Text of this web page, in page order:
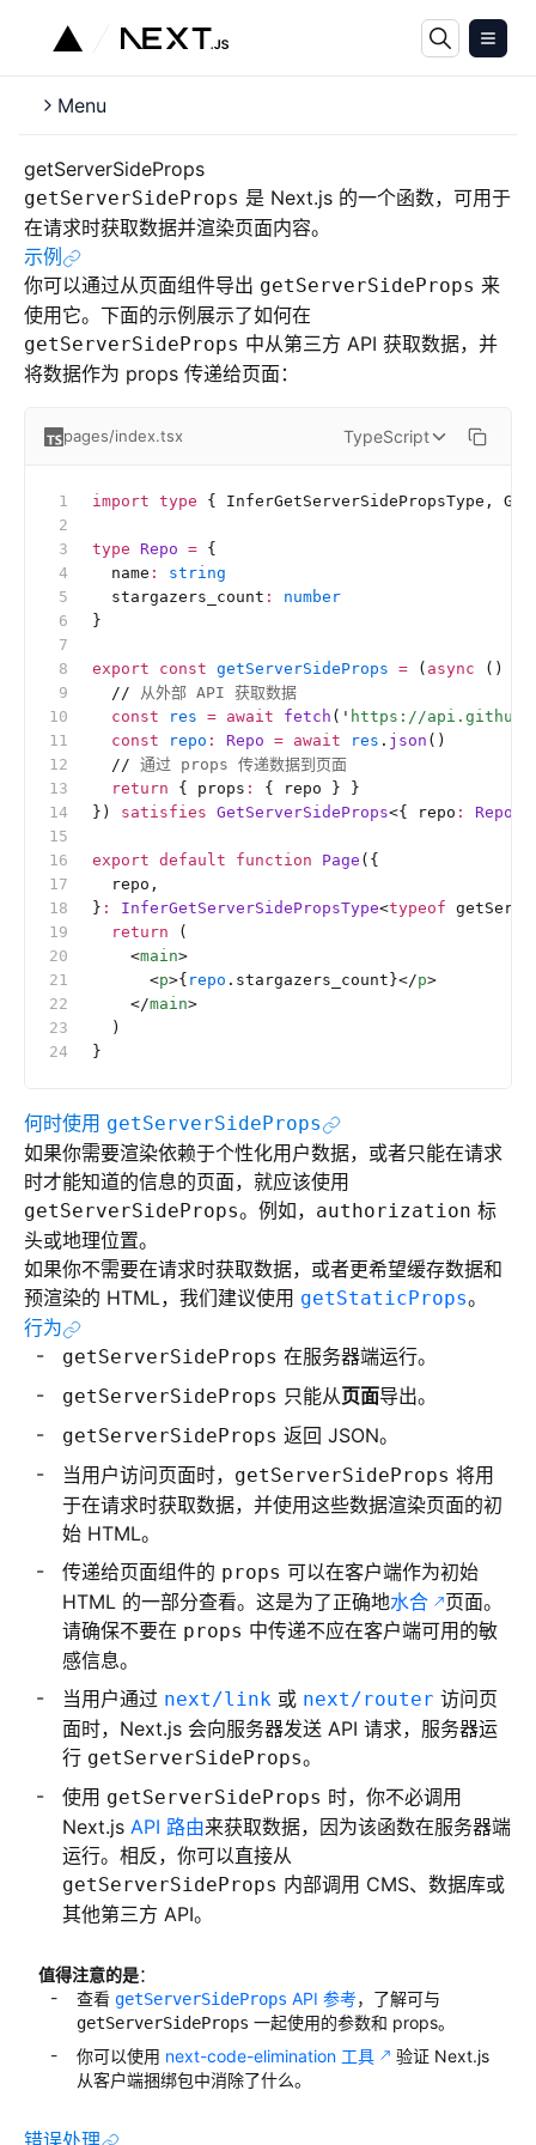
Menu
getServerSideProps
getServerSideProps 是 Next.js 的一个函数，可用于
在请求时获取数据并渲染页面内容。
示例
你可以通过从页面组件导出 getServerSideProps 来
使用它。下面的示例展示了如何在
getServerSideProps 中从第三方 API 获取数据，并
将数据作为 props 传递给页面：
pages/index.tsx TypeScript
import type { InferGetServerSidePropsType,
type Repo = {
  name
:
string
  stargazers_count
:
number
}
export const getServerSideProps = ( async ()
  //
从外部 API 获取数据
  const
res = await fetch ( ' https://
  const
repo : Repo = await res . json ()
  //
通过 props 传递数据到页面
  return
{ props :
{ repo } }
}) satisfies GetServerSideProps<{ repo : Repo
export default function Page ({
  repo,
} : InferGetServerSidePropsType<typeof
  return
(
    <
main>
      <
p>{ repo .stargazers_count}</p>
    </
main>
  )
}
何时使用 getServerSideProps
如果你需要渲染依赖于个性化用户数据，或者只能在请求
时才能知道的信息的页面，就应该使用
getServerSideProps。例如， authorization 标
头或地理位置。
如果你不需要在请求时获取数据，或者更希望缓存数据和
预渲染的 HTML，我们建议使用 getStaticProps。
行为
getServerSideProps 在服务器端运行。
getServerSideProps 只能从页面导出。
getServerSideProps 返回 JSON。
当用户访问页面时， getServerSideProps 将用
于在请求时获取数据，并使用这些数据渲染页面的初
始 HTML。
传递给页面组件的 props 可以在客户端作为初始
HTML 的一部分查看。这是为了正确地水合
页面。
请确保不要在 props 中传递不应在客户端可用的敏
感信息。
当用户通过 next/link 或 next/router 访问页
面时，Next.js 会向服务器发送 API 请求，服务器运
行 getServerSideProps。
使用 getServerSideProps 时，你不必调用
Next.js API 路由来获取数据，因为该函数在服务器端
运行。相反，你可以直接从
getServerSideProps 内部调用 CMS、数据库或
其他第三方 API。
值得注意的是：
查看 getServerSideProps API 参考，了解可与
getServerSideProps 一起使用的参数和 props。
你可以使用 next-code-elimination 工具
验证 Next.js
从客户端捆绑包中消除了什么。
错误处理